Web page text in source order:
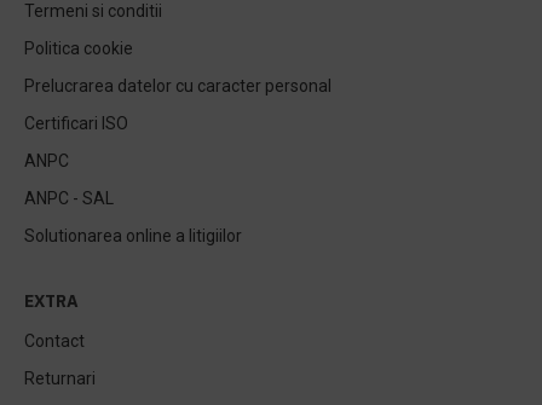
Termeni si conditii
Politica cookie
Prelucrarea datelor cu caracter personal
Certificari ISO
ANPC
ANPC - SAL
Solutionarea online a litigiilor
EXTRA
Contact
Returnari